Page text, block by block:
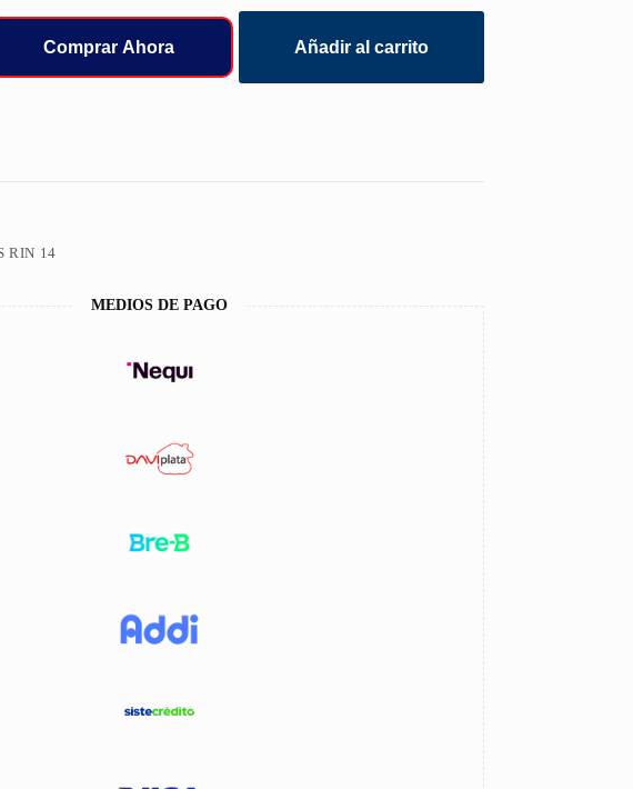
Comprar Ahora Añadir al carrito
RIN 14
MEDIOS DE PAGO